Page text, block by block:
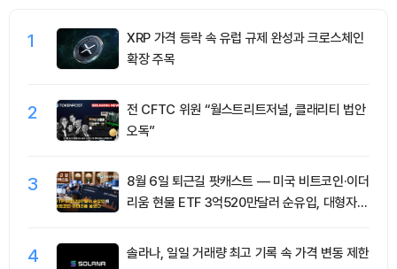
1
XRP 가격 등락 속 유럽 규제 완성과 크로스체인
확장 주목
2
전 CFTC 위원 “월스트리트저널, 클래리티 법안
오독”
3
8월 6일 퇴근길 팟캐스트 — 미국 비트코인·이더
리움 현물 ETF 3억520만달러 순유입, 대형자산
4 솔라나, 일일 거래량 최고 기록 속 가격 변동 제한